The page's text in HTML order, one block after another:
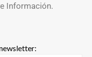
Información.